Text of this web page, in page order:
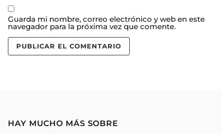
Guarda mi nombre, correo electrónico y web en este
navegador para la próxima vez que comente.
HAY MUCHO MÁS SOBRE